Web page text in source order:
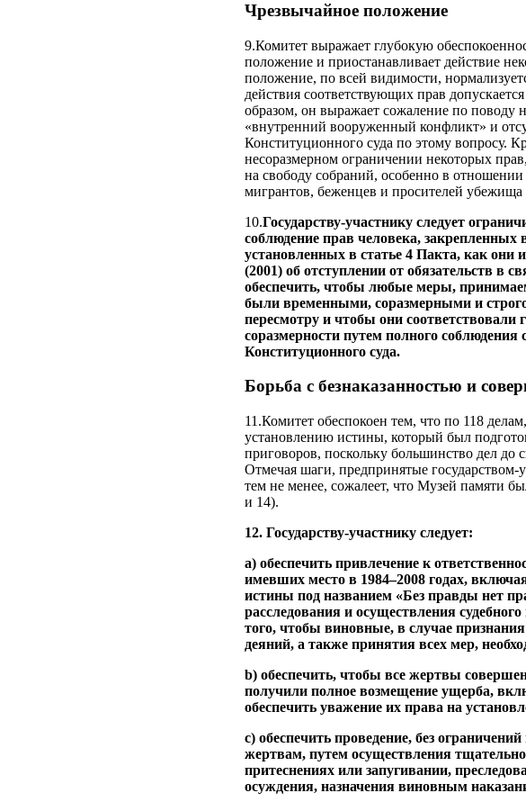
Чрезвычайное положение
9.Комитет выражает глубокую
положение и приостанавливает действие
положение, по всей видимости,
действия соответствующих прав
образом, он выражает сожаление по поводу
«внутренний вооруженный конфликт» и
Конституционного суда по этому вопросу.
несоразмерном ограничении некоторых
на свободу собраний, особенно в
мигрантов, беженцев и просителей убежища
10.Государству-участнику следует
соблюдение прав человека, закрепленных
установленных в статье 4 Пакта, как
(2001) об отступлении от обязательств в
обеспечить, чтобы любые меры,
были временными, соразмерными и
пересмотру и чтобы они
соразмерности путем полного
Конституционного суда.
Борьба с безнаказанностью и
11.Комитет обеспокоен тем, что по 118
установлению истины, который был
приговоров, поскольку большинство дел до
Отмечая шаги, предпринятые
тем не менее, сожалеет, что Музей памяти
и 14).
12. Государству-участнику следует:
a) обеспечить привлечение к
имевших место в 1984–2008 годах,
истины под названием «Без правды нет
расследования и осуществления
того, чтобы виновные, в случае
деяний, а также принятия всех мер,
b) обеспечить, чтобы все жертвы
получили полное возмещение ущерба,
обеспечить уважение их права на
c) обеспечить проведение, без
жертвам, путем осуществления
притеснениях или запугивании,
осуждения, назначения виновным